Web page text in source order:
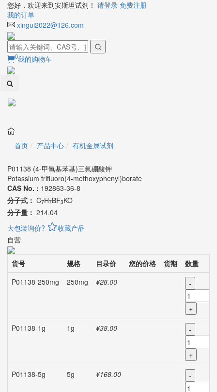
您好，欢迎来到安斯坦试剂！ 请登录 免费注册
我的订单
xingui2022@126.com
0我的购物车
首页 产品中心 有机金属试剂
P01138 (4-甲氧基苯基)三氟硼酸钾
Potassium trifluoro(4-methoxyphenyl)borate
CAS No. : 192863-36-8
分子式： C7H7BF3KO
分子量： 214.04
大包装询价?
收藏产品
自营
货号 规格 目录价 您的价格 货期
数量
P01138-250mg
250mg ¥28.00 -
+
P01138-1g
1g ¥38.00 -
+
P01138-5g
5g ¥168.00 -